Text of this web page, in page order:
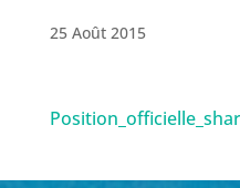
25 Août 2015